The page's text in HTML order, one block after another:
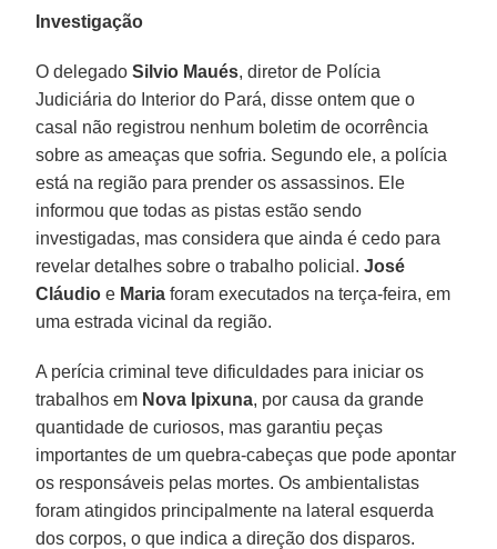
Investigação
O delegadoSilvio Maués, diretor de Polícia
Judiciária do Interior do Pará, disse ontem que o
casal não registrou nenhum boletim de ocorrência
sobre as ameaças que sofria. Segundo ele, a polícia
está na região para prender os assassinos. Ele
informou que todas as pistas estão sendo
investigadas, mas considera que ainda é cedo para
revelar detalhes sobre o trabalho policial.José
Cláudio e Maria foram executados na terça-feira, em
uma estrada vicinal da região.
A perícia criminal teve dificuldades para iniciar os
trabalhos em Nova Ipixuna, por causa da grande
quantidade de curiosos, mas garantiu peças
importantes de um quebra-cabeças que pode apontar
os responsáveis pelas mortes. Os ambientalistas
foram atingidos principalmente na lateral esquerda
dos corpos, o que indica a direção dos disparos.